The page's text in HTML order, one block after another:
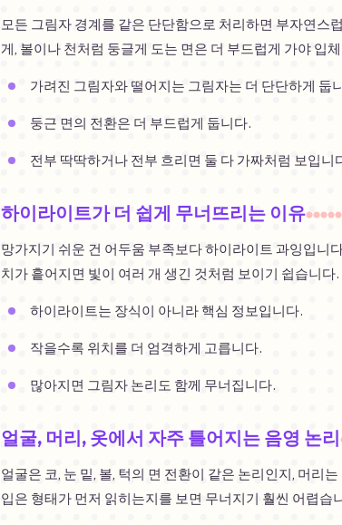
모든 그림자 경계를 같은 단단함으로 처리하면 부자연스
게, 볼이나 천처럼 둥글게 도는 면은 더 부드럽게 가야 입
가려진 그림자와 떨어지는 그림자는 더 단단하게 둡
둥근 면의 전환은 더 부드럽게 둡니다.
전부 딱딱하거나 전부 흐리면 둘 다 가짜처럼 보입니
하이라이트가 더 쉽게 무너뜨리는 이유
망가지기 쉬운 건 어두움 부족보다 하이라이트 과잉입니
치가 흩어지면 빛이 여러 개 생긴 것처럼 보이기 쉽습니다.
하이라이트는 장식이 아니라 핵심 정보입니다.
작을수록 위치를 더 엄격하게 고릅니다.
많아지면 그림자 논리도 함께 무너집니다.
얼굴, 머리, 옷에서 자주 틀어지는 음영 논리
얼굴은 코, 눈 밑, 볼, 턱의 면 전환이 같은 논리인지, 머리
입은 형태가 먼저 읽히는지를 보면 무너지기 훨씬 어렵습